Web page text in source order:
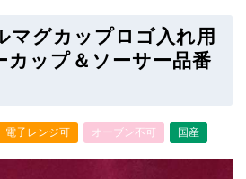
マグカップロゴ入れ用
カップ＆ソーサー品番
電子レンジ可 オーブン不可 国産